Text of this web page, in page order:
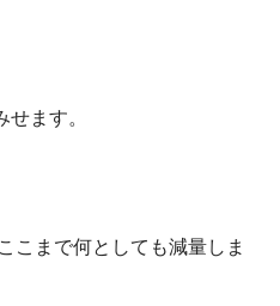
ます。
こまで何としても減量しま